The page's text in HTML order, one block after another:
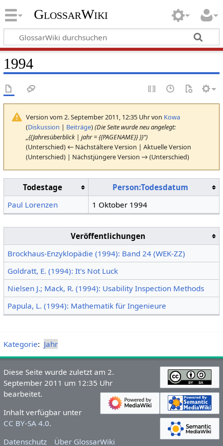
GlossarWiki
1994
Version vom 2. September 2011, 12:35 Uhr von Kowa
(Diskussion | Beiträge)(Die Seite wurde neu angelegt:
„{{Jahresüberblick | jahr = {{PAGENAME}} }}“)
(Unterschied) ← Nächstältere Version | Aktuelle Version
(Unterschied) | Nächstjüngere Version → (Unterschied)
Todestage
Person:Todesdatum
Paul Lorenzen
1 Oktober 1994
Veröffentlichungen
Brockhaus-Enzyklopädie (1994): Band 24 (WEK-ZZ)
Goldratt, E. (1994): It's Not Luck
Nielsen J.; Mack, R. (1994): Usability Inspection Methods
Papula, L. (1994): Mathematik für Ingenieure
Kategorie: Jahr
Diese Seite wurde zuletzt am 2.
September 2011 um 12:35 Uhr
bearbeitet.
Inhalt verfügbar unter
CC BY-SA 4.0.
Datenschutz
Über GlossarWiki